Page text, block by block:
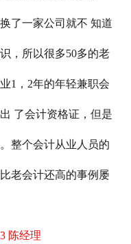
了一家公司就不 知道
，所以很多50多的老
1，2年的年轻兼职会
了会计资格证，但是
整个会计从业人员的
老会计还高的事例屡
陈经理